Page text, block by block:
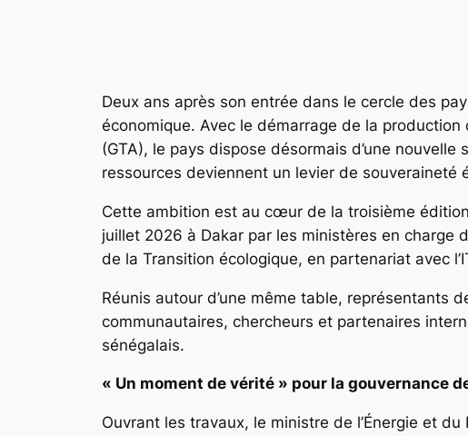
Deux ans après son entrée dans le cercle des
économique. Avec le démarrage de la
(GTA), le pays dispose désormais d’une
ressources deviennent un levier de
Cette ambition est au cœur de la troisième
juillet 2026 à Dakar par les ministères en charge
de la Transition écologique, en partenariat avec
Réunis autour d’une même table, représentants
communautaires, chercheurs et partenaires
sénégalais.
« Un moment de vérité » pour la gouvernance
Ouvrant les travaux, le ministre de l’Énergie et